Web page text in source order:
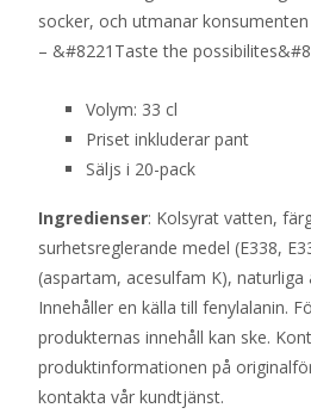
socker, och utmanar
– &#8221Taste the
Volym: 33 cl
Priset inkluderar pant
Säljs i 20-pack
Ingredienser: Kolsyrat vatten,
surhetsreglerande medel (E338,
(aspartam, acesulfam K), naturliga
Innehåller en källa till fenylalanin.
produkternas innehåll kan ske.
produktinformationen på
kontakta vår kundtjänst.